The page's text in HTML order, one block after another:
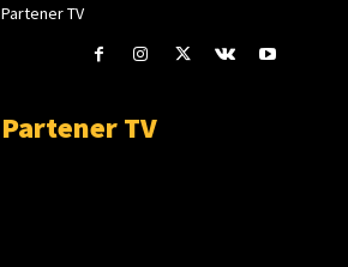
Partener TV
Partener TV